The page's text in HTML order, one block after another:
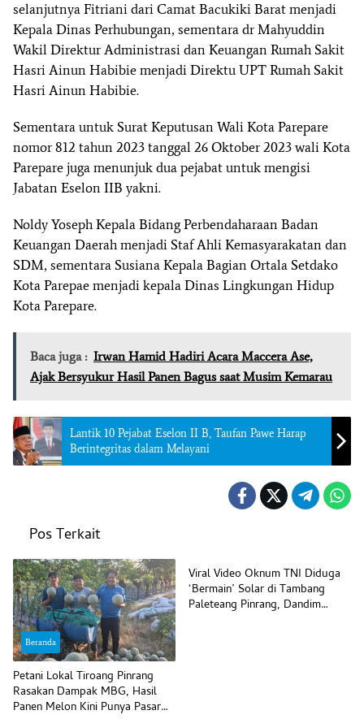
selanjutnya Fitriani dari Camat Bacukiki Barat menjadi
Kepala Dinas Perhubungan, sementara dr Mahyuddin
Wakil Direktur Administrasi dan Keuangan Rumah Sakit
Hasri Ainun Habibie menjadi Direktu UPT Rumah Sakit
Hasri Ainun Habibie.
Sementara untuk Surat Keputusan Wali Kota Parepare
nomor 812 tahun 2023 tanggal 26 Oktober 2023 wali Kota
Parepare juga menunjuk dua pejabat untuk mengisi
Jabatan Eselon IIB yakni.
Noldy Yoseph Kepala Bidang Perbendaharaan Badan
Keuangan Daerah menjadi Staf Ahli Kemasyarakatan dan
SDM, sementara Susiana Kepala Bagian Ortala Setdako
Kota Parepae menjadi kepala Dinas Lingkungan Hidup
Kota Parepare.
Baca juga : Irwan Hamid Hadiri Acara Maccera Ase,
Ajak Bersyukur Hasil Panen Bagus saat Musim Kemarau
Lantik 10 Pejabat Eselon II B, Taufan Pawe Harap
Berintegritas dalam Melayani
Pos Terkait
Beranda
Petani Lokal Tiroang Pinrang
Rasakan Dampak MBG, Hasil
Panen Melon Kini Punya Pasar
Viral Video Oknum TNI Diduga
‘Bermain’ Solar di Tambang
Paleteang Pinrang, Dandim